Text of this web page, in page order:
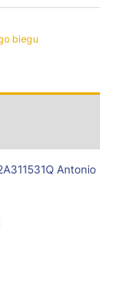
biegu
Antonio